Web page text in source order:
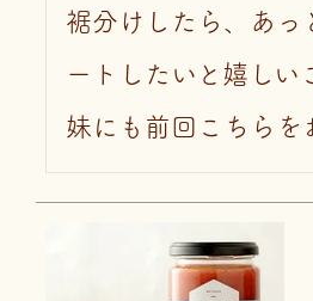
裾分けしたら、あっ
ートしたいと嬉しい
妹にも前回こちらを